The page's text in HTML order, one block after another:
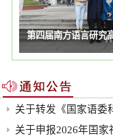
社科处集中学习党的
关于转发《国家语委
关于申报2026年国